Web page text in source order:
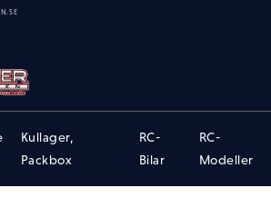
Kullager,
Packbox
RC-
Bilar
RC-
Modeller